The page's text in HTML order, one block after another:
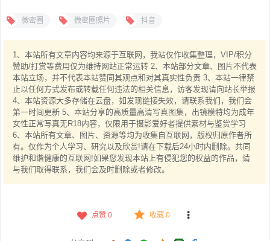
微密圈 微密圈照片 抖音
1、本站所有文章内容均来源于互联网，我站仅作收集整理，VIP/积分
赞助/打赏等费用仅为维持网站正常运转 2、本站部分文章、图片不代表
本站立场，并不代表本站赞同其观点和对其真实性负责 3、本站一律禁
止以任何方式发布或转载任何违法的相关信息，访客发现请向站长举报
4、本站资源大多存储在云盘，如发现链接失效，请联系我们，我们会
第一时间更新 5、本站分享的高质量高清写真图集，出镜模特均为成年
女性正常写真无R18内容，仅限用于摄影爱好者提供素材与鉴赏学习
6、本站所有文章、图片、资源等均为收集自互联网，版权归原作者所
有。仅作为个人学习、研究以及欣赏!请在下载后24小时内删除。共同
维护和谐健康的互联网!如果您发现本站上有侵犯您的权益的作品，请
与我们取得联系，我们会及时删除或者修改。
点赞 0 收藏 0